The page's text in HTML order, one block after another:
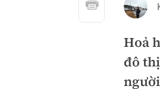
Hoả
đô